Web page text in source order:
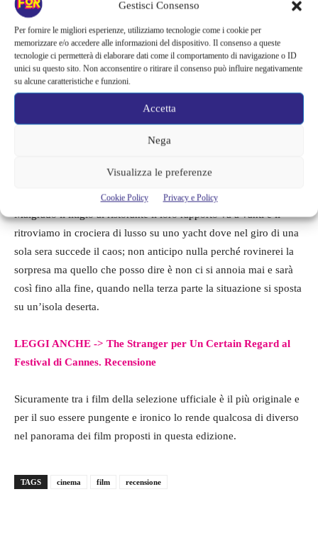
Gestisci Consenso
Per fornire le migliori esperienze, utilizziamo tecnologie come i cookie per
memorizzare e/o accedere alle informazioni del dispositivo. Il consenso a queste
tecnologie ci permetterà di elaborare dati come il comportamento di navigazione o ID
unici su questo sito. Non acconsentire o ritirare il consenso può influire negativamente
su alcune caratteristiche e funzioni.
Accetta
Nega
Visualizza le preferenze
Cookie Policy Privacy e Policy
Tirailleur con Omar Sy a Cannes per
raccontare di un padre che cerca di salvare il figlio dalla
A proposito di tutto questo i due protagonisti della vicenda al
ristorante altro non sono che un pretesto per dire tutto questo.
Malgrado il litigio al ristorante il loro rapporto va a vanti e li
ritroviamo in crociera di lusso su uno yacht dove nel giro di una
sola sera succede il caos; non anticipo nulla perché rovinerei la
sorpresa ma quello che posso dire è non ci si annoia mai e sarà
così fino alla fine, quando nella terza parte la situazione si sposta
su un’isola deserta.
LEGGI ANCHE -> The Stranger per Un Certain Regard al
Festival di Cannes. Recensione
Sicuramente tra i film della selezione ufficiale è il più originale e
per il suo essere pungente e ironico lo rende qualcosa di diverso
nel panorama dei film proposti in questa edizione.
TAGS cinema film recensione